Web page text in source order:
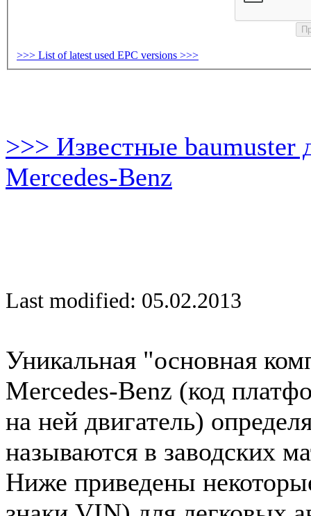
>>> List of latest used EPC versions >>>
>>> Известные baumuster
Mercedes-Benz
Last modified: 05.02.2013
Уникальная "основная
Mercedes-Benz (код
на ней двигатель)
называются в заводских
Ниже приведены